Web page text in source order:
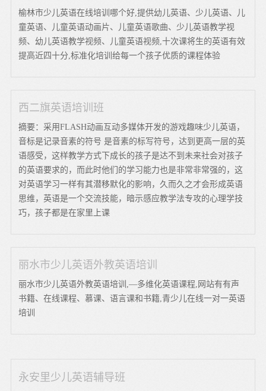
榆林市少儿英语在线培训哪个好,提供幼儿英语、少儿英语、儿
童英语、儿童英语动画片、儿童英语歌曲、少儿英语教学视
频、幼儿英语教学视频、儿童英语视频,十次课将生的英语有效
提高近四十分,标准化培训给每一个孩子优质的课程体验
西二旗英语培训班
摘要：采用FLASH动画互动多媒体开发的游戏趣味少儿英语，
音标是记录音素的符号 是音素的标写符号，达到更高一层的英
语感受，这样教学方式下成长的孩子是达不到未来社会对孩子
的英语要求的，而此时他们的学习能力也是非常非常强的，这
对英语学习一样有其潜移默化的影响，久而久之才会形成英语
思维，英语是一个交流技能，暗示感应教学法专攻的心理学技
巧，孩子都是在家里上课
丽水市少儿英语外教英语培训
丽水市少儿英语外教英语培训,—多维化英语课程,网站有有声
书籍、在线课程、慕课、语言课和书籍,青少儿在线一对一英语
培训
永安里少儿英语辅导班